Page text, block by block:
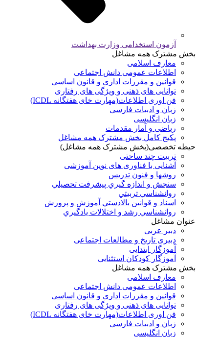
آزمون استخدامی وزارت بهداشت
بخش مشترک همه مشاغل
معارف اسلامی
اطلاعات عمومی دانش اجتماعی
قوانین و مقررات اداری و قانون اساسی
توانایی های ذهنی و ویژگی های رفتاری
فن اوری اطلاعات(مهارت خای هفتگانه ICDL)
زبان و ادبیات فارسی
زبان انگلیسی
ریاضی و آمار مقدمات
پکیج کامل بخش مشترک همه مشاغل
حیطه تخصصی(بخش مشترک همه مشاغل)
تربیت چند ساحتی
آشنایی با فناوری های نوین آموزشی
روشها و فنون تدريس
سنجش و اندازه گيري پيشرفت تحصيلي
روانشناسي تربيتي
اسناد و قوانين بالادستي آموزش و پرورش
روانشناسي رشد و اختلالات يادگيري
عنوان مشاغل
دبير عربی
دبیری تاریخ و مطالعات اجتماعی
آموزگار ابتدایی
آموزگار کودکان استثنایی
بخش مشترک همه مشاغل
معارف اسلامی
اطلاعات عمومی دانش اجتماعی
قوانین و مقررات اداری و قانون اساسی
توانایی های ذهنی و ویژگی های رفتاری
فن اوری اطلاعات(مهارت خای هفتگانه ICDL)
زبان و ادبیات فارسی
زبان انگلیسی